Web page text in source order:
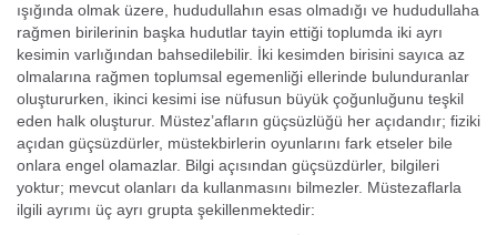
ışığında olmak üzere, hududullahın esas olmadığı ve hududullaha
rağmen birilerinin başka hudutlar tayin ettiği toplumda iki ayrı
kesimin varlığından bahsedilebilir. İki kesimden birisini sayıca az
olmalarına rağmen toplumsal egemenliği ellerinde bulunduranlar
oluştururken, ikinci kesimi ise nüfusun büyük çoğunluğunu teşkil
eden halk oluşturur. Müstez’afların güçsüzlüğü her açıdandır; fiziki
açıdan güçsüzdürler, müstekbirlerin oyunlarını fark etseler bile
onlara engel olamazlar. Bilgi açısından güçsüzdürler, bilgileri
yoktur; mevcut olanları da kullanmasını bilmezler. Müstezaflarla
ilgili ayrımı üç ayrı grupta şekillenmektedir: